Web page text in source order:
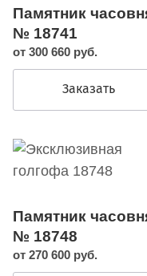
Памятник
№ 18741
от 300 660 руб.
Заказать
Памятник
№ 18748
от 270 600 руб.